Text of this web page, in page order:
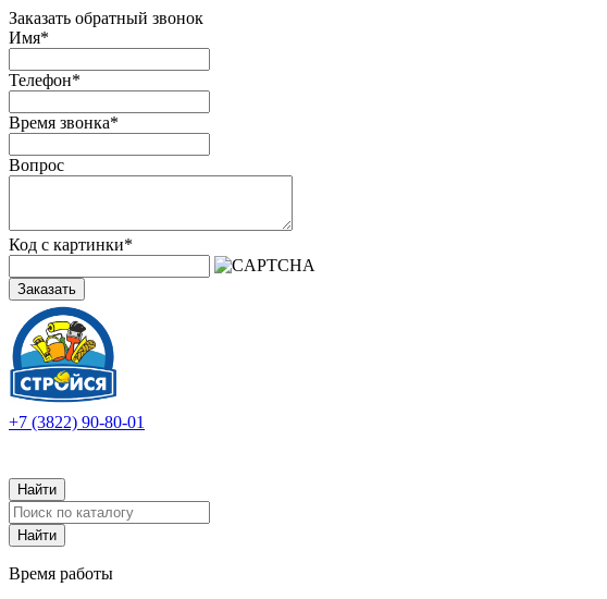
Заказать обратный звонок
Имя*
Телефон*
Время звонка*
Вопрос
Код с картинки*
Заказать
+7 (3822) 90-80-01
Время работы